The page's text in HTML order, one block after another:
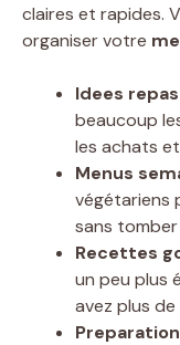
claires et rapides.
organiser votre
Idees repas
beaucoup
les achats
Menus
végétariens
sans
Recettes
un peu plus
avez plus